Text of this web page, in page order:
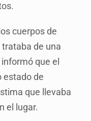
cuerpos de
de una
que el
estado de
que llevaba
el lugar.